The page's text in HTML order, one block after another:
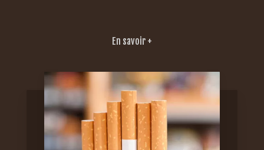
En savoir +